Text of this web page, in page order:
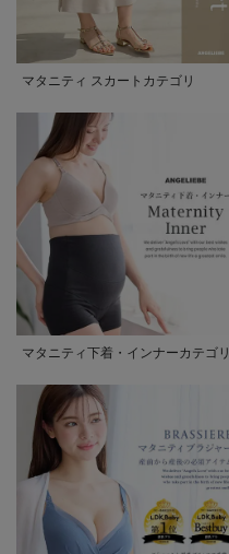
マタニティ スカートカテゴリ
マタニティ下着・インナーカテゴリ